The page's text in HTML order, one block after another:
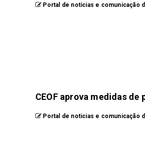
Portal de noticias e comunicação
CEOF aprova medidas
Portal de noticias e comunicação